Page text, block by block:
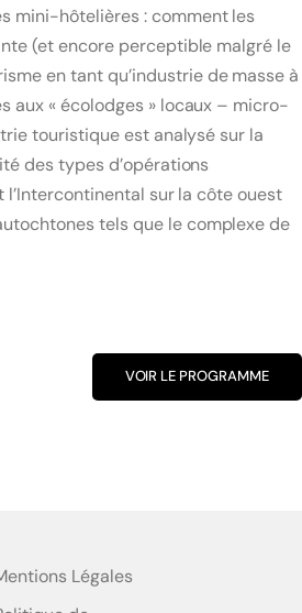
mini-hôtelières : comment les
(et encore perceptible malgré le
en tant qu’industrie de masse à
aux « écolodges » locaux – micro-
touristique est analysé sur la
des types d’opérations
sur la côte ouest
tels que le complexe de
VOIR LE PROGRAMME
Légales